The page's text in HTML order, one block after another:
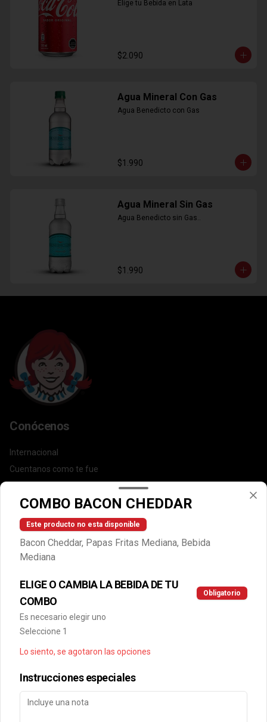
Elige tu Bebida en Lata
$2.090
Agua Mineral Con Gas
Agua Benedicto con Gas
$1.990
Agua Mineral Sin Gas
Agua Benedicto sin Gas..
$1.990
Conócenos
Internacional
Cuentanos como te fue
Trabaja con nosotros
Escríbenos por WhatsApp: +56950183243
Locales
Política de privacidad
Redes sociales
Facebook
Mi cuenta
COMBO BACON CHEDDAR
Este producto no esta disponible
Bacon Cheddar, Papas Fritas Mediana, Bebida
Mediana
ELIGE O CAMBIA LA BEBIDA DE TU
COMBO
Obligatorio
Es necesario elegir uno
Seleccione 1
Lo siento, se agotaron las opciones
Instrucciones especiales